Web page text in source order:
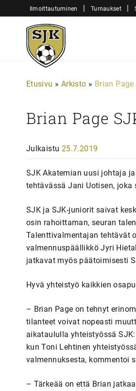
sisältöön
Ilmoittautuminen | Turnaukset |
Sjk-
Juniorit
Etusivu » Arkisto » Brian
Brian Page
Julkaistu 25.7.2019
SJK Akatemian uusi johtaja
tehtävässä Jani Uotisen,
SJK ja SJK-juniorit saivat
osin rahoittaman, seuran
Talenttivalmentajan tehtävät
valmennuspäällikkö Jyri
jatkavat myös päätoimisesti
Hyvä yhteistyö kaikkien
– Brian Page on tehnyt
tilanteet voivat nopeasti
aikataululla yhteistyössä
kun Toni Lehtinen
valmennuksesta, kommentoi
– Tärkeää on että Brian